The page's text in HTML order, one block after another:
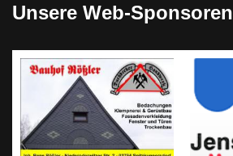
Unsere Web-Sponsoren